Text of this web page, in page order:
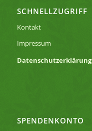
SCHNELLZUGRIFF
Kontakt
Impressum
Datenschutzerklärung
SPENDENKONTO